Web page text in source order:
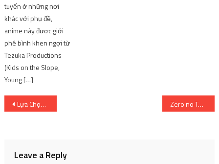
tuyến ở những nơi
khác với phụ đề,
anime này được giới
phê bình khen ngợi từ
Tezuka Productions
(Kids on the Slope,
Young […]
Post
Lựa Chọn Bổn Mạng Mùa Thu 2022: Koukyuu no Karasu – 10 Zero no Tea Time phát hành hình ảnh chính mới thú vị
Leave a Reply